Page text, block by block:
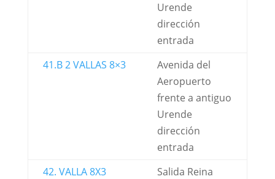
Urende
dirección
entrada
41.B 2 VALLAS 8×3
Avenida del
Aeropuerto
frente a antiguo
Urende
dirección
entrada
42. VALLA 8X3
Salida Reina